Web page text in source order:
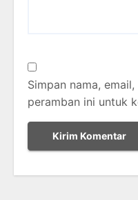
Simpan nama,
peramban ini untuk